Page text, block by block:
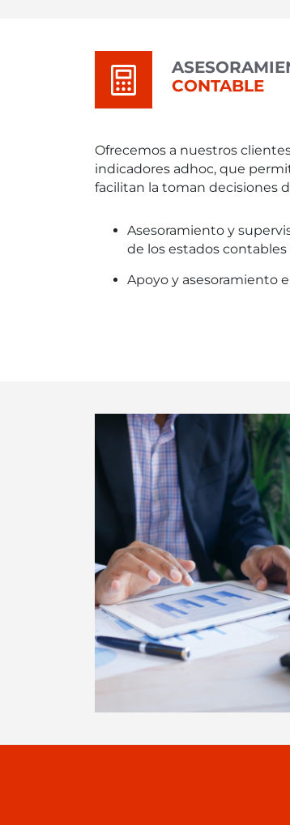
CONTABLE
Ofrecemos a nuestros
indicadores adhoc, que
facilitan la toman decisiones
Asesoramiento y
de los estados contables
Apoyo y asesoramiento